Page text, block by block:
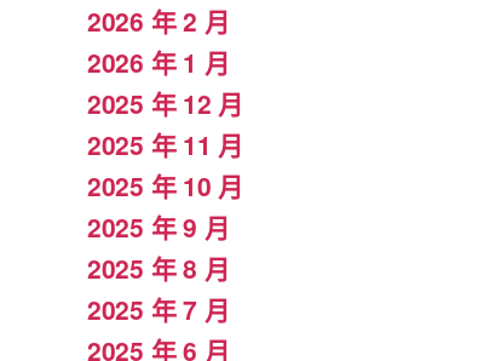
2026 年 2 月
2026 年 1 月
2025 年 12 月
2025 年 11 月
2025 年 10 月
2025 年 9 月
2025 年 8 月
2025 年 7 月
2025 年 6 月